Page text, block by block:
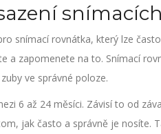
snímací rovnátka, který lze
a zapomenete na to. Snímací
ve správné poloze.
6 až 24 měsíci. Závisí to od
jak často a správně je nosíte.